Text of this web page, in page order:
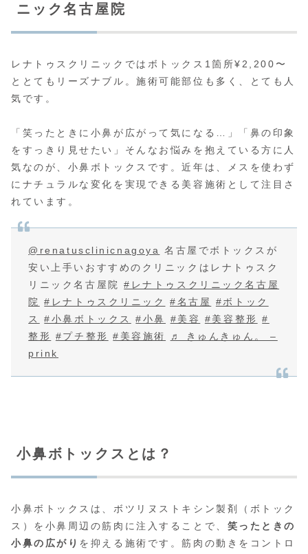
ニック名古屋院
レナトゥスクリニックではボトックス1箇所¥2,200〜
ととてもリーズナブル。施術可能部位も多く、とても人
気です。
「笑ったときに小鼻が広がって気になる…」「鼻の印象
をすっきり見せたい」そんなお悩みを抱えている方に人
気なのが、小鼻ボトックスです。近年は、メスを使わず
にナチュラルな変化を実現できる美容施術として注目さ
れています。
@renatusclinicnagoya
名古屋でボトックスが
安い上手いおすすめのクリニックはレナトゥスク
リニック名古屋院#レナトゥスクリニック名古屋
院
#レナトゥスクリニック #名古屋
#ボトック
ス
#小鼻ボトックス #小鼻 #美容 #美容整形 #
整形 #プチ整形 #美容施術
♬ きゅんきゅん。 –
prink
小鼻ボトックスとは？
小鼻ボトックスは、ボツリヌストキシン製剤（ボトック
ス）を小鼻周辺の筋肉に注入することで、 笑ったときの
小鼻の広がり を抑える施術です。筋肉の動きをコントロ